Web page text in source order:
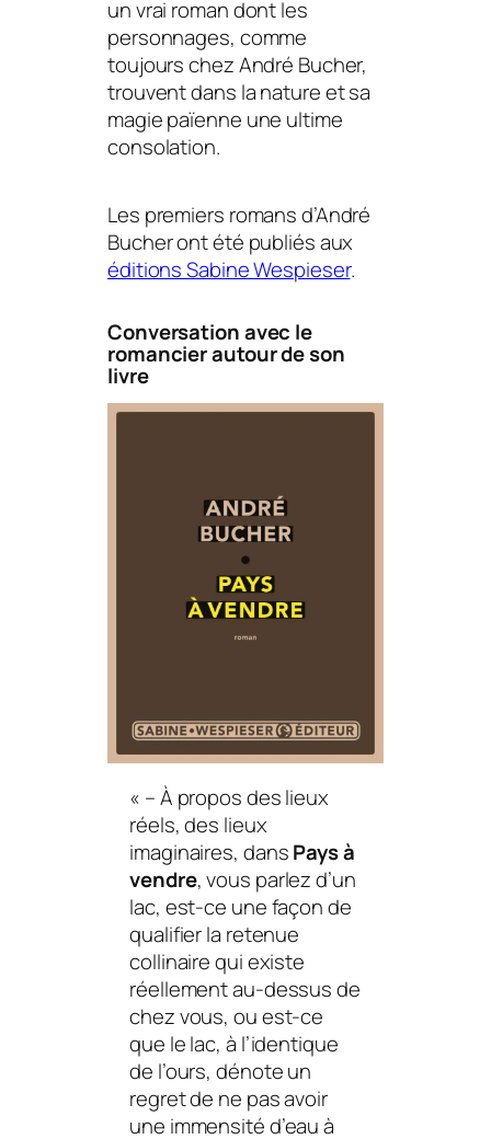
un vrai roman dont les
personnages, comme
toujours chez André Bucher,
trouvent dans lanatureet sa
magie païenne une ultime
consolation.
Les premiers romans d’André
Bucher ont été publiés aux
éditions Sabine Wespieser.
Conversation avec le
romancier autour de son
livre
« – À propos des lieux
réels, des lieux
imaginaires, dansPays à
vendre, vous parlez d’un
lac, est-ce une façon de
qualifier la retenue
collinairequi existe
réellement au-dessus de
chez vous, ou est-ce
que le lac, à l’identique
de l’ours, dénote un
regret de ne pas avoir
une immensité d’eau à